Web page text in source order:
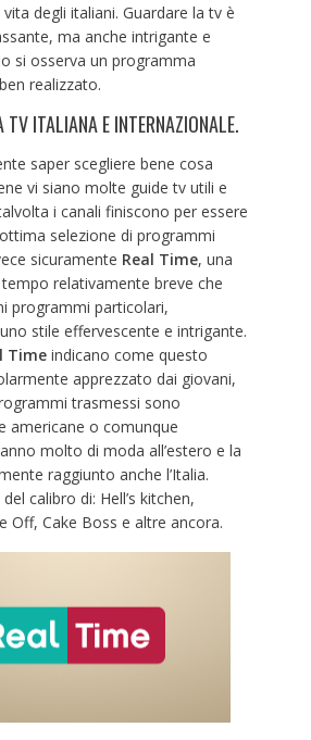
degli italiani. Guardare la tv è
ma anche intrigante e
si osserva un programma
realizzato.
TV ITALIANA E INTERNAZIONALE.
saper scegliere bene cosa
vi siano molte guide tv utili e
i canali finiscono per essere
selezione di programmi
sicuramente Real Time, una
relativamente breve che
programmi particolari,
stile effervescente e intrigante.
Time indicano come questo
apprezzato dai giovani,
trasmessi sono
americane o comunque
molto di moda all’estero e la
raggiunto anche l’Italia.
calibro di: Hell’s kitchen,
Off, Cake Boss e altre ancora.